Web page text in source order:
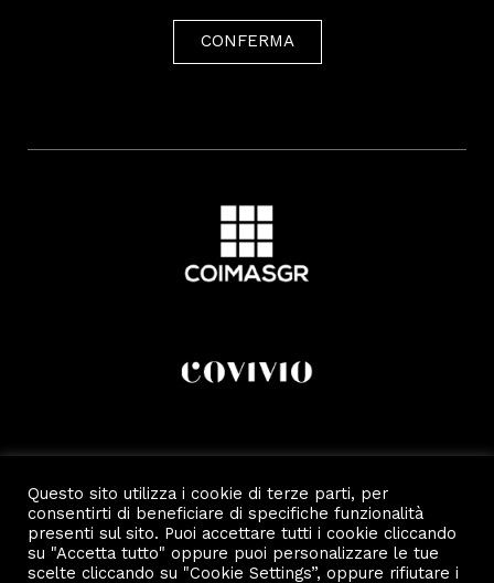
CONFERMA
Questo sito utilizza i cookie di terze parti, per
consentirti di beneficiare di specifiche funzionalità
presenti sul sito. Puoi accettare tutti i cookie cliccando
su "Accetta tutto" oppure puoi personalizzare le tue
scelte cliccando su "Cookie Settings”, oppure rifiutare i